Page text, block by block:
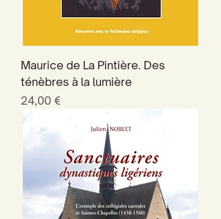
Maurice de La Pintière. Des
ténèbres à la lumière
Prix
24,00 €